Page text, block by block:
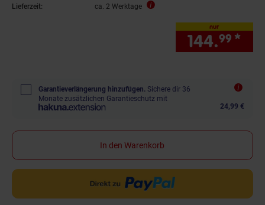
Lieferzeit:
ca. 2 Werktage
nur
144.99 *
Garantieverlängerung hinzufügen. Sichere dir 36
Monate zusätzlichen Garantieschutz mit
24,99 €
In den Warenkorb